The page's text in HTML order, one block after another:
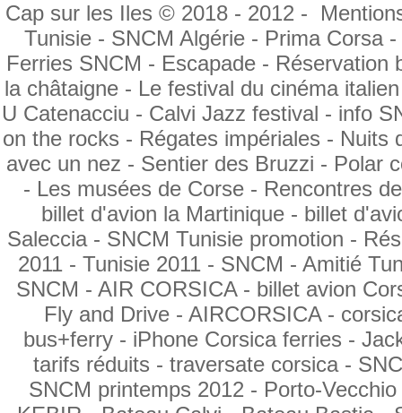
Cap sur les Iles © 2018 - 2012 -
Tunisie - SNCM Algérie - Prima Corsa -
Ferries SNCM - Escapade - Réservation
la châtaigne - Le festival du cinéma
U Catenacciu - Calvi Jazz festival - info
on the rocks - Régates impériales - Nuits
avec un nez - Sentier des Bruzzi - Polar
- Les musées de Corse - Rencontres
billet d'avion la Martinique - billet
Saleccia - SNCM Tunisie promotion -
2011 - Tunisie 2011 - SNCM - Amitié
SNCM - AIR CORSICA - billet avion
Fly and Drive - AIRCORSICA -
bus+ferry - iPhone Corsica ferries -
tarifs réduits - traversate corsica -
SNCM printemps 2012 - Porto-